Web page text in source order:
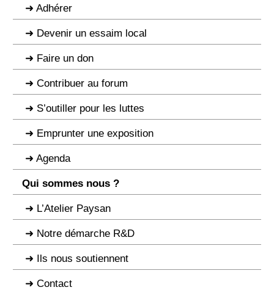
Adhérer
Devenir un essaim local
Faire un don
Contribuer au forum
S’outiller pour les luttes
Emprunter une exposition
Agenda
Qui sommes nous ?
L’Atelier Paysan
Notre démarche R&D
Ils nous soutiennent
Contact